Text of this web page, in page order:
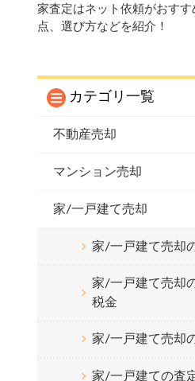
家査定はネット依頼がおす
点、選び方などを紹介！
カテゴリ一覧
不動産売却
マンション売却
家/一戸建て売却
家/一戸建て売却
家/一戸建て売却
税金
家/一戸建て売却
家/一戸建ての査